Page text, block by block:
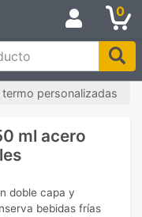
0
termo personalizadas
ml acero
doble capa y
bebidas frías